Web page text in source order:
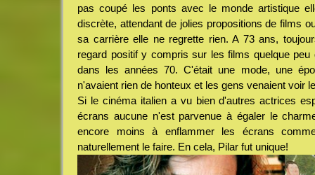
pas coupé les ponts avec le monde artistique
discrète, attendant de jolies propositions de films
sa carrière elle ne regrette rien. A 73 ans,
regard positif y compris sur les films quelque peu
dans les années 70. C'était une mode, une
n'avaient rien de honteux et les gens venaient voir
Si le cinéma italien a vu bien d'autres actrices
écrans aucune n'est parvenue à égaler le
encore moins à enflammer les écrans
naturellement le faire. En cela, Pilar fut unique!